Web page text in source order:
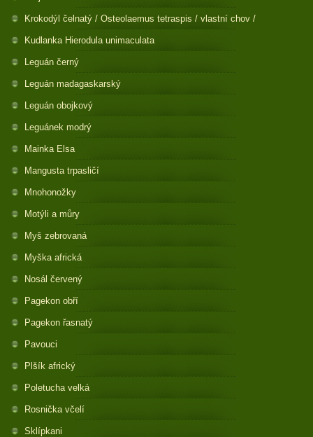
Krokodýl čelnatý / Osteolaemus tetraspis / vlastní chov /
Kudlanka Hierodula unimaculata
Leguán černý
Leguán madagaskarský
Leguán obojkový
Leguánek modrý
Mainka Elsa
Mangusta trpasličí
Mnohonožky
Motýli a můry
Myš zebrovaná
Myška africká
Nosál červený
Pagekon obří
Pagekon řasnatý
Pavouci
Plšík africký
Poletucha velká
Rosnička včelí
Sklípkani